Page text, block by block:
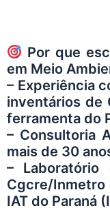
Por que
em Meio
– Experiência
inventários de
ferramenta do
– Consultoria
mais de 30
– Laboratório
Cgcre/Inmetro
IAT do Paraná